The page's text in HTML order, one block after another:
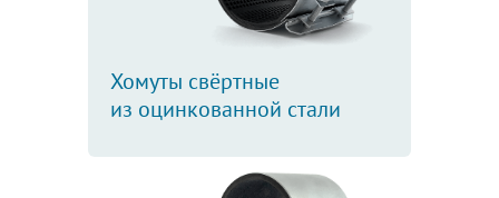
Хомуты свёртные
из оцинкованной стали